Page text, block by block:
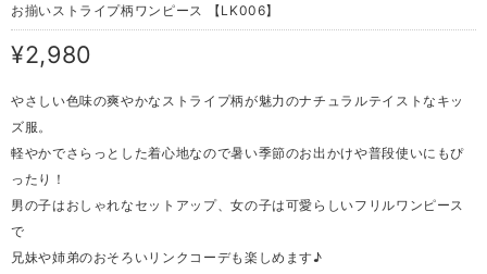
お揃いストライプ柄ワンピース 【LK006】
¥2,980
やさしい色味の爽やかなストライプ柄が魅力のナチュラルテイストなキッ
ズ服。
軽やかでさらっとした着心地なので暑い季節のお出かけや普段使いにもぴ
ったり！
男の子はおしゃれなセットアップ、女の子は可愛らしいフリルワンピース
で
兄妹や姉弟のおそろいリンクコーデも楽しめます♪